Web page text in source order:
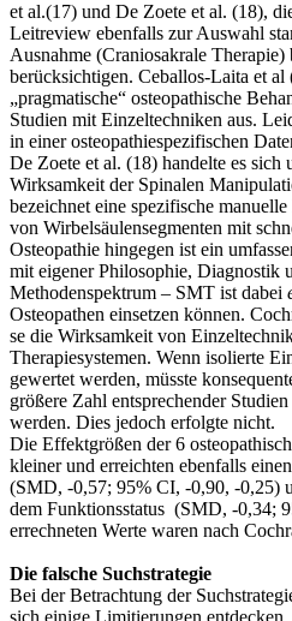
et al.(17) und De Zoete et al. (18),
Leitreview ebenfalls zur Auswahl
Ausnahme (Craniosakrale
berücksichtigen. Ceballos-Laita et
„pragmatische“ osteopathische
Studien mit Einzeltechniken aus.
in einer osteopathiespezifischen
De Zoete et al. (18) handelte es
Wirksamkeit der Spinalen
bezeichnet eine spezifische
von Wirbelsäulensegmenten mit
Osteopathie hingegen ist ein
mit eigener Philosophie, Diagnostik
Methodenspektrum – SMT ist dabei
Osteopathen einsetzen können.
se die Wirksamkeit von
Therapiesystemen. Wenn isolierte
gewertet werden, müsste
größere Zahl entsprechender
werden. Dies jedoch erfolgte nicht.
Die Effektgrößen der 6
kleiner und erreichten ebenfalls
(SMD, -0,57; 95% CI, -0,90, -0,25)
dem Funktionsstatus (SMD, -0,34;
errechneten Werte waren nach
Die falsche Suchstrategie
Bei der Betrachtung der
sich einige Limitierungen